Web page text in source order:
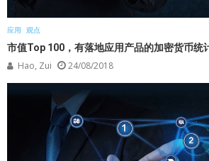
应用 观点
市值Top 100，有落地应用产品的加密货币统
Hao, Zui 24/08/2018